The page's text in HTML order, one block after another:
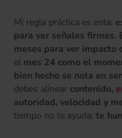
Mi regla práctica es esta:
para ver señales firmes.
meses para ver impacto
el mes 24 como el
bien hecho se nota en
debes alinear contenido,
autoridad, velocidad y
tiempo no te ayuda;te